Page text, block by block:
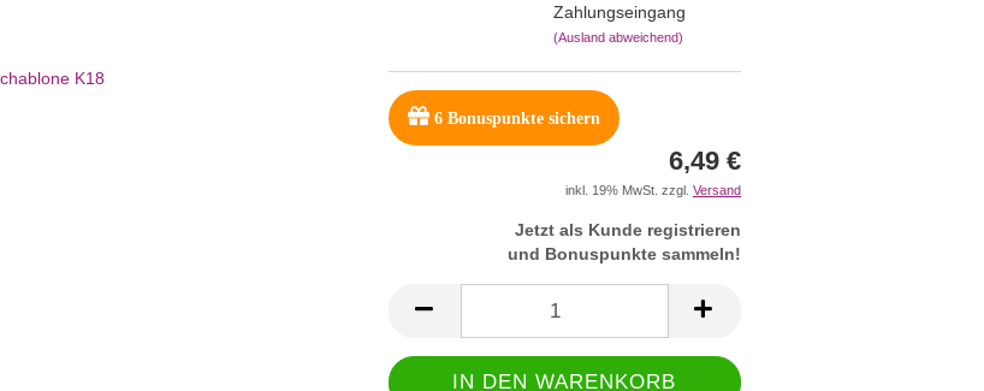
Zahlungseingang
(Ausland abweichend)
6Bonuspunkte sichern
6,49 €
inkl. 19% MwSt. zzgl. Versand
Jetzt als Kunde registrieren
und Bonuspunkte sammeln!